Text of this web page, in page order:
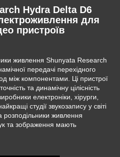
Hydra Delta D6
для
пристроїв
живлення Shunyata Research
передачі перехідного
між компонентами. Ці пристрої
та динамічну цілісність
електроніки, хірурги,
студії звукозапису у світі
живлення
та зображення мають